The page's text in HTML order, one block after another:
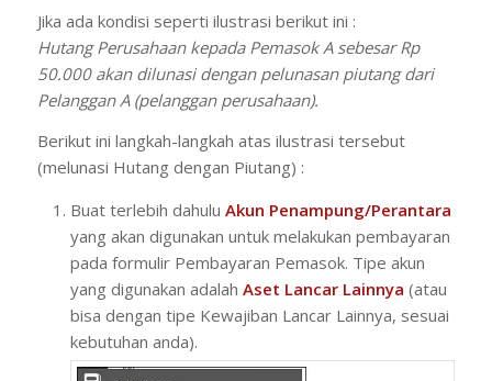
Jika ada kondisi seperti ilustrasi berikut ini :
Hutang Perusahaan kepada Pemasok A sebesar Rp
50.000 akan dilunasi dengan pelunasan piutang dari
Pelanggan A (pelanggan perusahaan).
Berikut ini langkah-langkah atas ilustrasi tersebut
(melunasi Hutang dengan Piutang) :
Buat terlebih dahulu Akun Penampung/Perantara
yang akan digunakan untuk melakukan pembayaran
pada formulir Pembayaran Pemasok. Tipe akun
yang digunakan adalah Aset Lancar Lainnya (atau
bisa dengan tipe Kewajiban Lancar Lainnya, sesuai
kebutuhan anda).